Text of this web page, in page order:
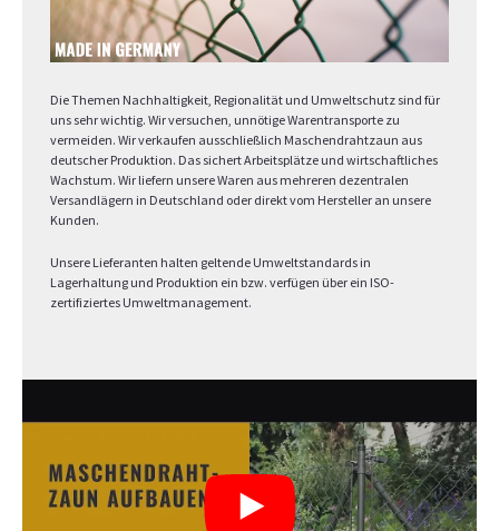
Die Themen Nachhaltigkeit, Regionalität und Umweltschutz sind für
uns sehr wichtig. Wir versuchen, unnötige Warentransporte zu
vermeiden. Wir verkaufen ausschließlich Maschendrahtzaun aus
deutscher Produktion. Das sichert Arbeitsplätze und wirtschaftliches
Wachstum. Wir liefern unsere Waren aus mehreren dezentralen
Versandlägern in Deutschland oder direkt vom Hersteller an unsere
Kunden.
Unsere Lieferanten halten geltende Umweltstandards in
Lagerhaltung und Produktion ein bzw. verfügen über ein ISO-
zertifiziertes Umweltmanagement.